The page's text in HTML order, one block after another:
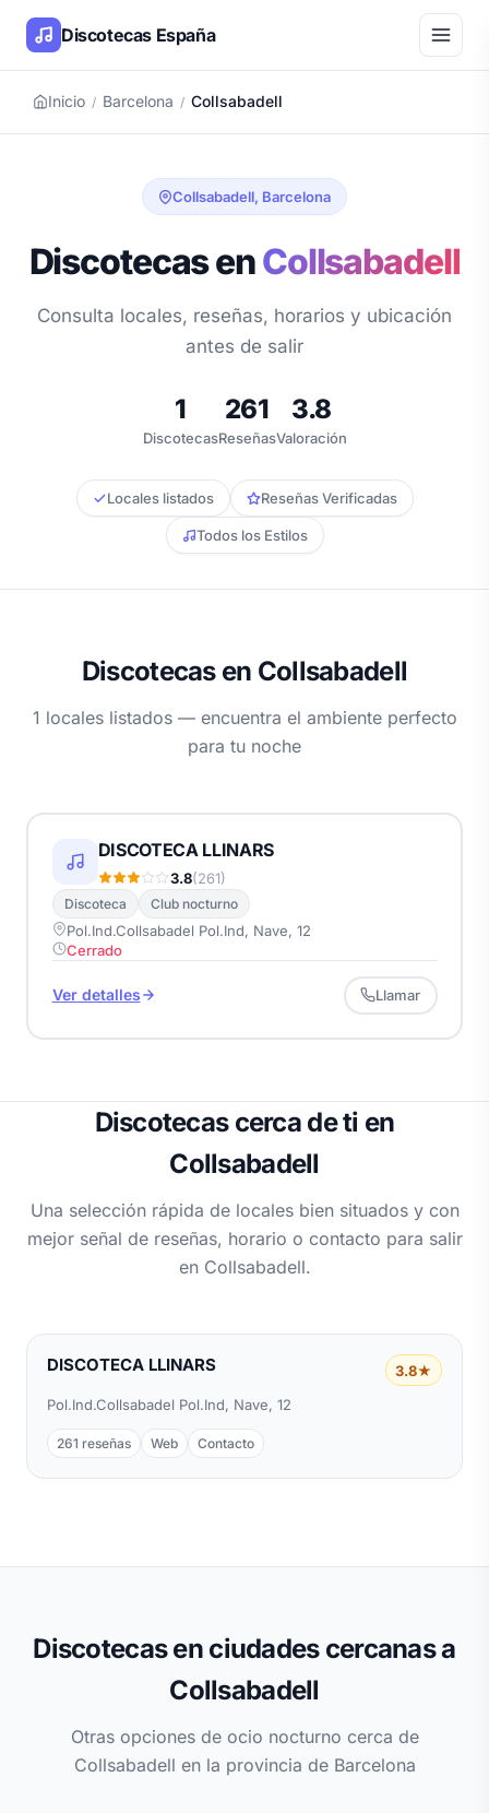
Discotecas España
Inicio / Barcelona / Collsabadell
Collsabadell, Barcelona
Discotecas enCollsabadell
Consulta locales, reseñas, horarios y ubicación
antes de salir
1
Discotecas
261
Reseñas
3.8
Valoración
Locales listados Reseñas Verificadas
Todos los Estilos
Discotecas en Collsabadell
1 locales listados — encuentra el ambiente perfecto
para tu noche
DISCOTECA LLINARS
3.8(261)
Discoteca Club nocturno
Pol.Ind.Collsabadel Pol.Ind, Nave, 12
Cerrado
Ver detalles Llamar
Discotecas cerca de ti en
Collsabadell
Una selección rápida de locales bien situados y con
mejor señal de reseñas, horario o contacto para salir
en Collsabadell.
DISCOTECA LLINARS
3.8★
Pol.Ind.Collsabadel Pol.Ind, Nave, 12
261 reseñas Web Contacto
Discotecas en ciudades cercanas a
Collsabadell
Otras opciones de ocio nocturno cerca de
Collsabadell en la provincia de Barcelona